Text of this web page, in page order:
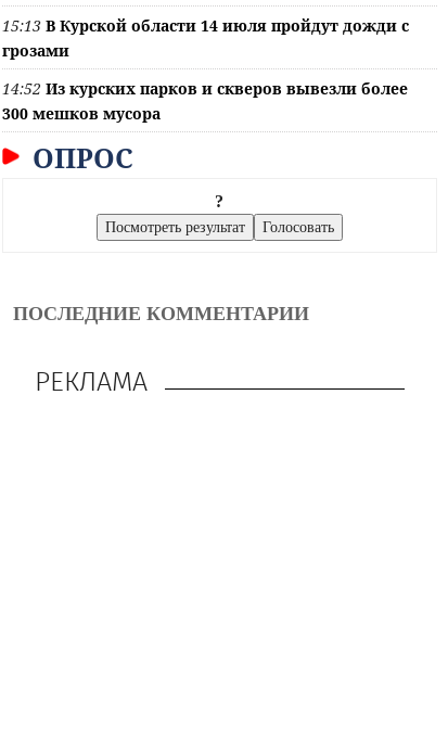
15:13 В Курской области 14 июля пройдут дожди с
грозами
14:52 Из курских парков и скверов вывезли более
300 мешков мусора
ОПРОС
?
ПОСЛЕДНИЕ КОММЕНТАРИИ
РЕКЛАМА